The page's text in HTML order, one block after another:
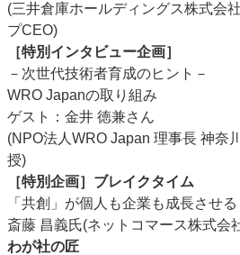
(三井倉庫ホールディングス株式会
プCEO)
［特別インタビュー企画］
－次世代技術者育成のヒント－
WRO Japanの取り組み
ゲスト：金井 徳兼さん
(NPO法人WRO Japan 理事長 神奈
授)
［特別企画］ブレイクタイム
「共創」が個人も企業も成長させる
斎藤 昌義氏(ネットコマース株式会
わが社の匠